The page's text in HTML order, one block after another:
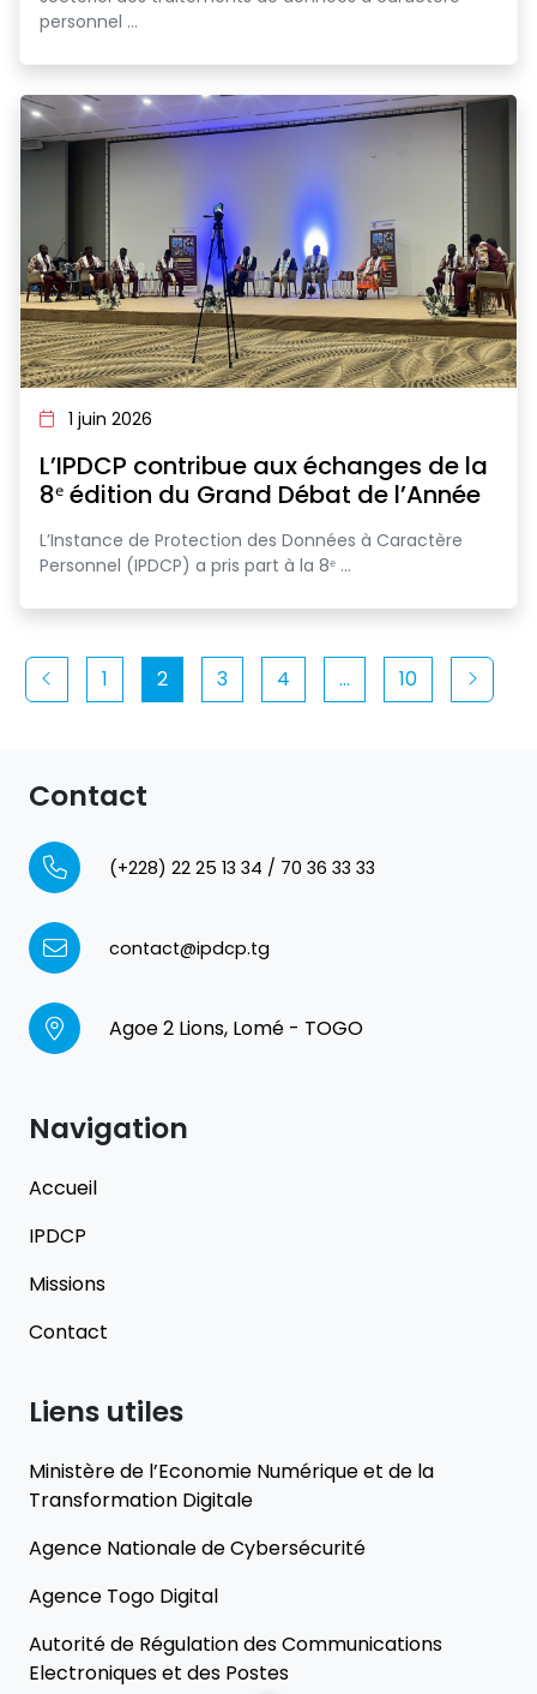
personnel ...
1 juin 2026
L’IPDCP contribue aux échanges de la
8ᵉ édition du Grand Débat de l’Année
L’Instance de Protection des Données à Caractère
Personnel (IPDCP) a pris part à la 8ᵉ ...
1 2 3 4 … 10
Contact
(+228) 22 25 13 34 / 70 36 33 33
contact@ipdcp.tg
Agoe 2 Lions, Lomé - TOGO
Navigation
Accueil
IPDCP
Missions
Contact
Liens utiles
Ministère de l’Economie Numérique et de la
Transformation Digitale
Agence Nationale de Cybersécurité
Agence Togo Digital
Autorité de Régulation des Communications
Electroniques et des Postes